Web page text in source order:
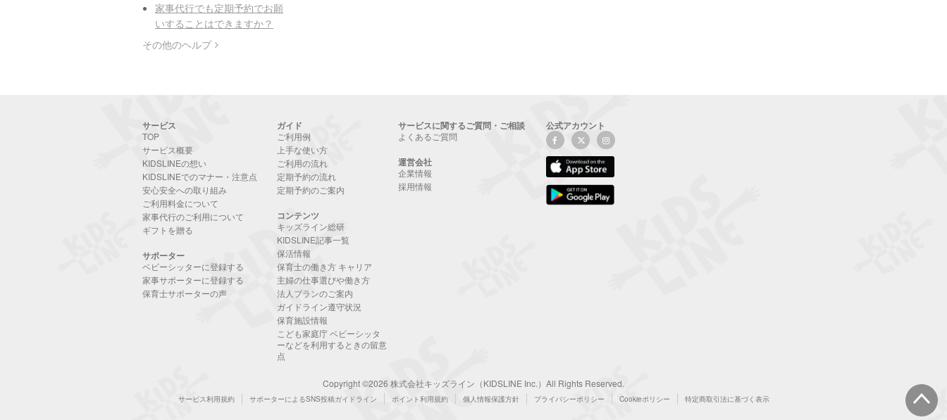
家事代行でも定期予約でお願
いすることはできますか？
その他のヘルプ
サービス
TOP
サービス概要
KIDSLINEの想い
KIDSLINEでのマナー・注意点
安心安全への取り組み
ご利用料金について
家事代行のご利用について
ギフトを贈る
サポーター
ベビーシッターに登録する
家事サポーターに登録する
保育士サポーターの声
ガイド
ご利用例
上手な使い方
ご利用の流れ
定期予約の流れ
定期予約のご案内
コンテンツ
キッズライン総研
KIDSLINE記事一覧
保活情報
保育士の働き方 キャリア
主婦の仕事選びや働き方
法人プランのご案内
ガイドライン遵守状況
保育施設情報
こども家庭庁 ベビーシッタ
ーなどを利用するときの留意
点
サービスに関するご質問・ご相談
よくあるご質問
運営会社
企業情報
採用情報
公式アカウント
Copyright ©2026 株式会社キッズライン（KIDSLINE Inc.）All Rights Reserved.
サービス利用規約 サポーターによるSNS投稿ガイドライン ポイント利用規約 個人情報保護方針 プライバシーポリシー Cookieポリシー 特定商取引法に基づく表示